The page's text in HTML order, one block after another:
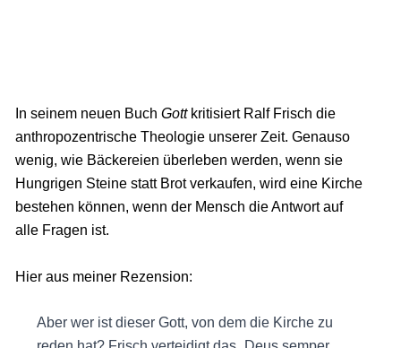
In seinem neuen Buch Gottkritisiert Ralf Frisch die
anthropozentrische Theologie unserer Zeit. Genauso
wenig, wie Bäckereien überleben werden, wenn sie
Hungrigen Steine statt Brot verkaufen, wird eine Kirche
bestehen können, wenn der Mensch die Antwort auf
alle Fragen ist.
Hier aus meiner Rezension:
Aber wer ist dieser Gott, von dem die Kirche zu